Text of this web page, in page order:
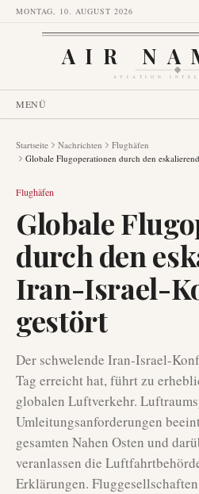
MONTAG, 10. AUGUST 2026
AIR
AVIATION
MENÜ
Startseite Nachrichten
Flughäfen
Globale Flugoperationen durch den
Flughäfen
Globale
durch den
Iran-Israel-
gestört
Der schwelende Iran-Israel-
Tag erreicht hat, führt zu
globalen Luftverkehr.
Umleitungsanforderungen
gesamten Nahen Osten und
veranlassen die
Erklärungen.